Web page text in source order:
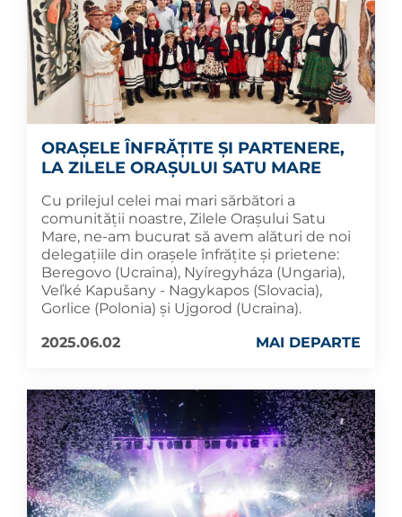
ORAȘELE ÎNFRĂȚITE ȘI PARTENERE,
LA ZILELE ORAȘULUI SATU MARE
Cu prilejul celei mai mari sărbători a
comunității noastre, Zilele Orașului Satu
Mare, ne-am bucurat să avem alături de noi
delegațiile din orașele înfrățite și prietene:
Beregovo (Ucraina), Nyíregyháza (Ungaria),
Veľké Kapušany - Nagykapos (Slovacia),
Gorlice (Polonia) și Ujgorod (Ucraina).
2025.06.02
MAI DEPARTE